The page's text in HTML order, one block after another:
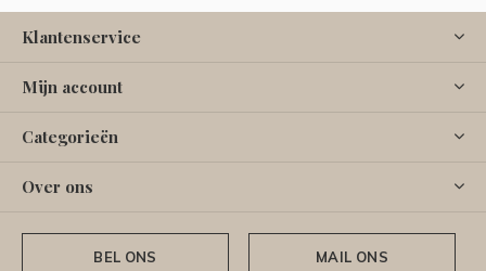
Klantenservice
Mijn account
Categorieën
Over ons
BEL ONS MAIL ONS